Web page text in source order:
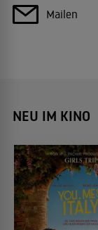
Mailen
NEU IM KINO